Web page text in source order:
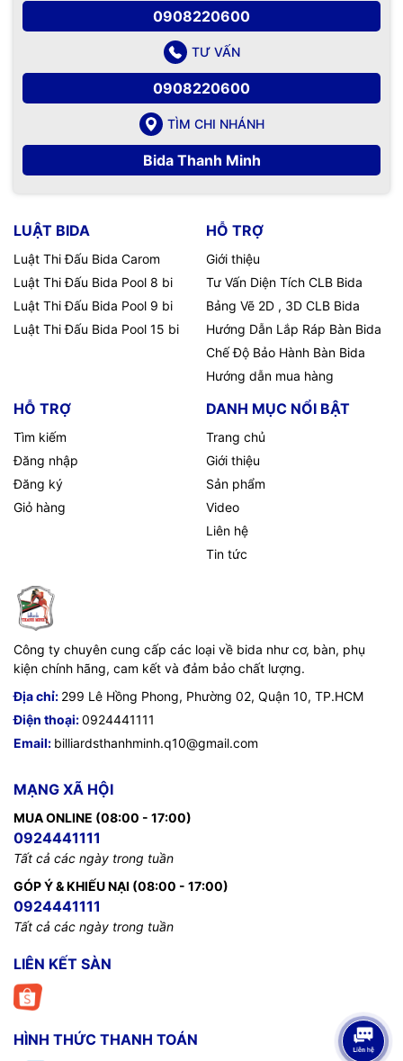
0908220600
TƯ VẤN
0908220600
TÌM CHI NHÁNH
Bida Thanh Minh
LUẬT BIDA
Luật Thi Đấu Bida Carom
Luật Thi Đấu Bida Pool 8 bi
Luật Thi Đấu Bida Pool 9 bi
Luật Thi Đấu Bida Pool 15 bi
HỖ TRỢ
Giới thiệu
Tư Vấn Diện Tích CLB Bida
Bảng Vẽ 2D , 3D CLB Bida
Hướng Dẫn Lắp Ráp Bàn Bida
Chế Độ Bảo Hành Bàn Bida
Hướng dẫn mua hàng
HỖ TRỢ
Tìm kiếm
Đăng nhập
Đăng ký
Giỏ hàng
DANH MỤC NỔI BẬT
Trang chủ
Giới thiệu
Sản phẩm
Video
Liên hệ
Tin tức
Công ty chuyên cung cấp các loại về bida như cơ, bàn, phụ
kiện chính hãng, cam kết và đảm bảo chất lượng.
Địa chỉ: 299 Lê Hồng Phong, Phường 02, Quận 10, TP.HCM
Điện thoại:0924441111
Email: billiardsthanhminh.q10@gmail.com
MẠNG XÃ HỘI
MUA ONLINE (08:00 - 17:00)
0924441111
Tất cả các ngày trong tuần
GÓP Ý & KHIẾU NẠI (08:00 - 17:00)
0924441111
Tất cả các ngày trong tuần
LIÊN KẾT SÀN
HÌNH THỨC THANH TOÁN